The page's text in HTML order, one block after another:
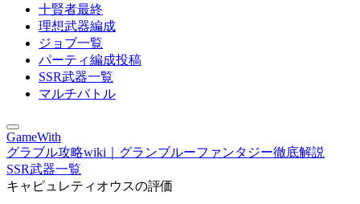
十賢者最終
理想武器編成
ジョブ一覧
パーティ編成投稿
SSR武器一覧
マルチバトル
GameWith
グラブル攻略wiki｜グランブルーファンタジー徹底解説
SSR武器一覧
キャピュレティオウスの評価